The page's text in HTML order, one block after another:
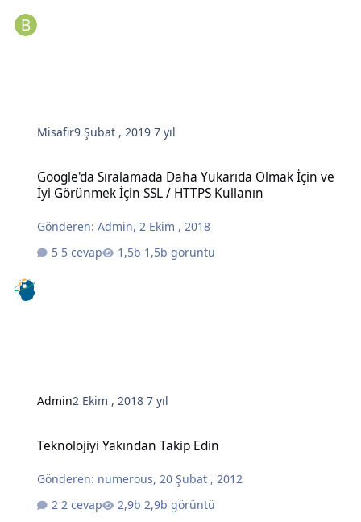
Misafir9 Şubat , 20197 yıl
Google'da Sıralamada Daha Yukarıda Olmak İçin ve
İyi Görünmek İçin SSL / HTTPS Kullanın
Gönderen:Admin,2 Ekim , 2018
5 cevap
1,5b görüntü
Admin2 Ekim , 20187 yıl
Teknolojiyi Yakından Takip Edin
Gönderen: numerous,20 Şubat , 2012
2 cevap
2,9b görüntü